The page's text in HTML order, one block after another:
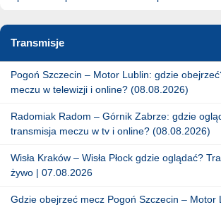
Transmisje
Pogoń Szczecin – Motor Lublin: gdzie
meczu w telewizji i online? (08.08.2026)
Radomiak Radom – Górnik Zabrze: gdzie
transmisja meczu w tv i online? (08.08.2026)
Wisła Kraków – Wisła Płock gdzie oglądać?
żywo | 07.08.2026
Gdzie obejrzeć mecz Pogoń Szczecin – Motor